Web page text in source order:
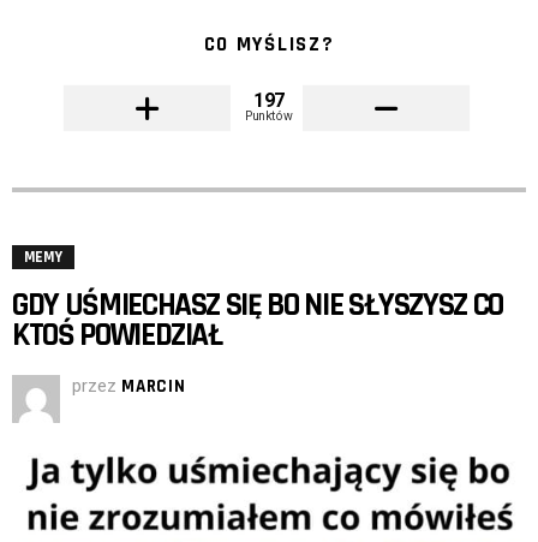
CO MYŚLISZ?
197
Punktów
MEMY
GDY UŚMIECHASZ SIĘ BO NIE SŁYSZYSZ CO
KTOŚ POWIEDZIAŁ
przez MARCIN